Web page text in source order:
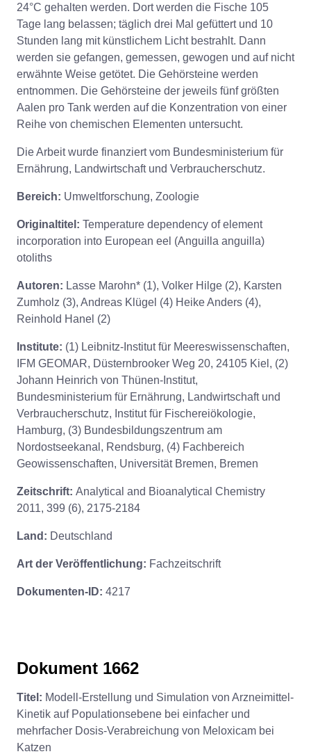
24°C gehalten werden. Dort werden die Fische 105
Tage lang belassen; täglich drei Mal gefüttert und 10
Stunden lang mit künstlichem Licht bestrahlt. Dann
werden sie gefangen, gemessen, gewogen und auf nicht
erwähnte Weise getötet. Die Gehörsteine werden
entnommen. Die Gehörsteine der jeweils fünf größten
Aalen pro Tank werden auf die Konzentration von einer
Reihe von chemischen Elementen untersucht.
Die Arbeit wurde finanziert vom Bundesministerium für
Ernährung, Landwirtschaft und Verbraucherschutz.
Bereich: Umweltforschung, Zoologie
Originaltitel: Temperature dependency of element
incorporation into European eel (Anguilla anguilla)
otoliths
Autoren: Lasse Marohn* (1), Volker Hilge (2), Karsten
Zumholz (3), Andreas Klügel (4) Heike Anders (4),
Reinhold Hanel (2)
Institute: (1) Leibnitz-Institut für Meereswissenschaften,
IFM GEOMAR, Düsternbrooker Weg 20, 24105 Kiel, (2)
Johann Heinrich von Thünen-Institut,
Bundesministerium für Ernährung, Landwirtschaft und
Verbraucherschutz, Institut für Fischereiökologie,
Hamburg, (3) Bundesbildungszentrum am
Nordostseekanal, Rendsburg, (4) Fachbereich
Geowissenschaften, Universität Bremen, Bremen
Zeitschrift: Analytical and Bioanalytical Chemistry
2011, 399 (6), 2175-2184
Land: Deutschland
Art der Veröffentlichung: Fachzeitschrift
Dokumenten-ID: 4217
Dokument 1662
Titel: Modell-Erstellung und Simulation von Arzneimittel-
Kinetik auf Populationsebene bei einfacher und
mehrfacher Dosis-Verabreichung von Meloxicam bei
Katzen